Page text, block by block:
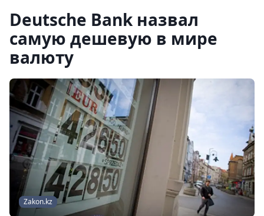
Deutsche Bank назвал
самую дешевую в мире
валюту
Zakon.kz